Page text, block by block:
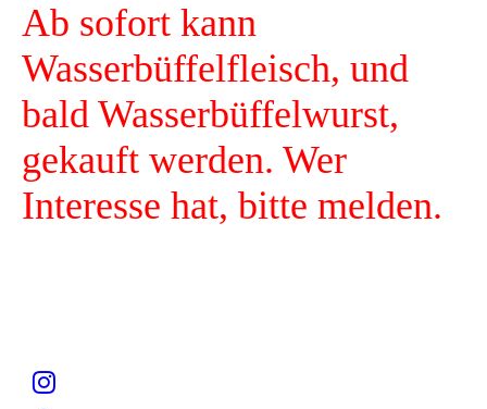
Ab sofort kann
Wasserbüffelfleisch, und
bald Wasserbüffelwurst,
gekauft werden. Wer
Interesse hat, bitte melden.